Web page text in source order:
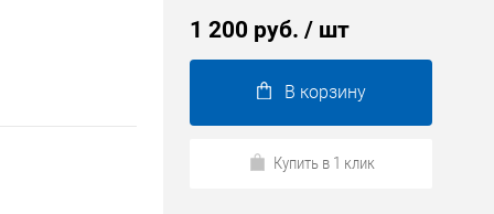
1 200 руб. / шт
В корзину
Купить в 1 клик